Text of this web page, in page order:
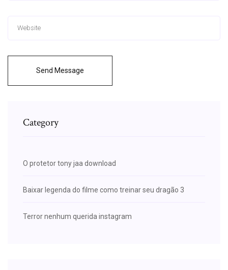
Send Message
Category
O protetor tony jaa download
Baixar legenda do filme como treinar seu dragão 3
Terror nenhum querida instagram